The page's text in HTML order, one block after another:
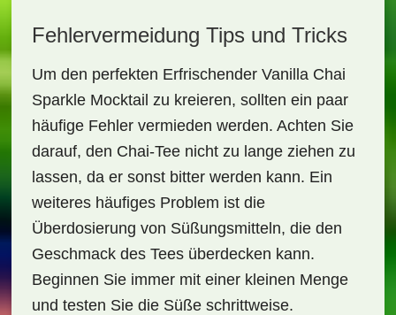
Fehlervermeidung Tips und Tricks
Um den perfekten Erfrischender Vanilla Chai
Sparkle Mocktail zu kreieren, sollten ein paar
häufige Fehler vermieden werden. Achten Sie
darauf, den Chai-Tee nicht zu lange ziehen zu
lassen, da er sonst bitter werden kann. Ein
weiteres häufiges Problem ist die
Überdosierung von Süßungsmitteln, die den
Geschmack des Tees überdecken kann.
Beginnen Sie immer mit einer kleinen Menge
und testen Sie die Süße schrittweise.